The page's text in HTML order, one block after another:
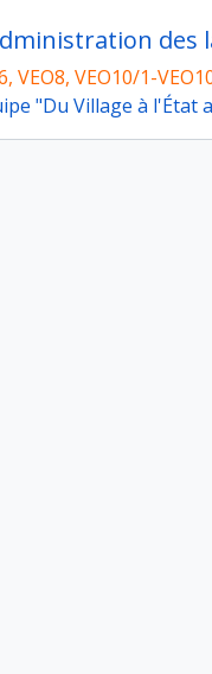
des
VEO8, VEO10/1-
"Du Village à l'État